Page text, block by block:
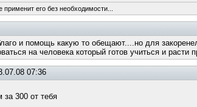
его без необходимости...
и помощь какую то обещают....но для
на человека который готов учиться и расти
07:36
300 от тебя